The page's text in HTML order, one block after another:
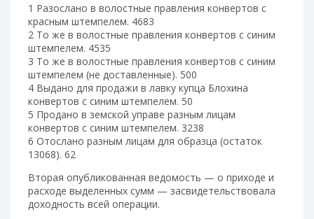
1 Разослано в волостные правления конвертов с
красным штемпелем. 4683
2 То же в волостные правления конвертов с синим
штемпелем. 4535
3 То же в волостные правления конвертов с синим
штемпелем (не доставленные). 500
4 Выдано для продажи в лавку купца Блохина
конвертов с синим штемпелем. 50
5 Продано в земской управе разным лицам
конвертов с синим штемпелем. 3238
6 Отослано разным лицам для образца (остаток
13068). 62
Вторая опубликованная ведомость — о приходе и
расходе выделенных сумм — засвидетельствовала
доходность всей операции.